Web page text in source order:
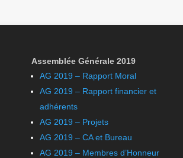
Assemblée Générale 2019
AG 2019 – Rapport Moral
AG 2019 – Rapport financier et
adhérents
AG 2019 – Projets
AG 2019 – CA et Bureau
AG 2019 – Membres d’Honneur